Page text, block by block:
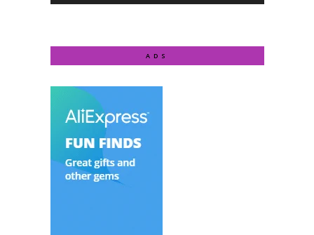
ADS